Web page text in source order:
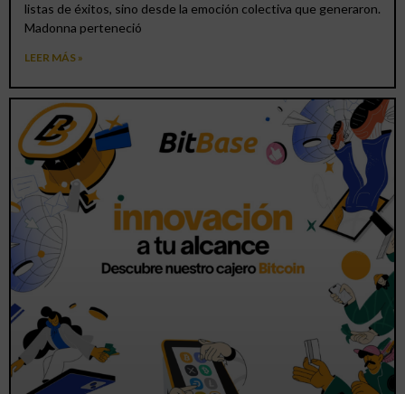
listas de éxitos, sino desde la emoción colectiva que generaron.
Madonna perteneció
LEER MÁS »